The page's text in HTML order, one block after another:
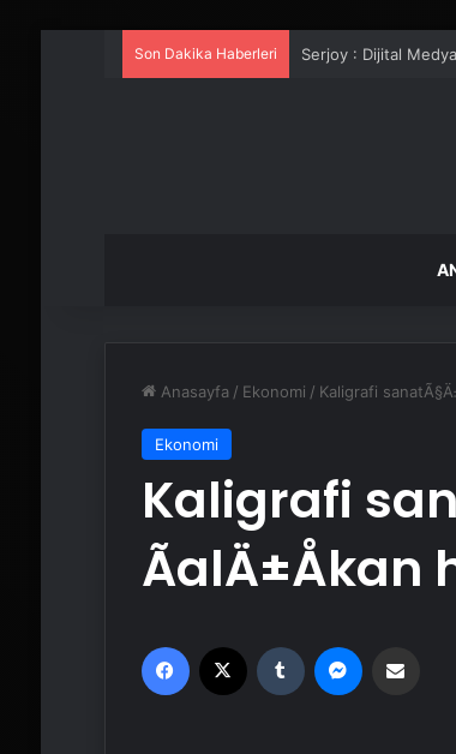
Son Dakika Haberleri UETDS Nedir ?
Anasayfa / Ekonomi / Kaligrafi
Ekonomi
Kaligrafi
Facebook Tumblr